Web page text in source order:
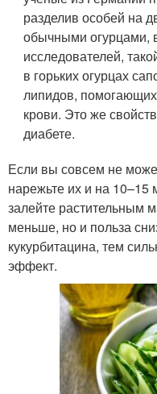
разделив особей на
обычными огурцами,
исследователей,
в горьких огурцах
липидов, помогающих
крови. Это же
диабете.
Если вы совсем не
нарежьте их и на 10–15
залейте растительным
меньше, но и польза
кукурбитацина, тем
эффект.